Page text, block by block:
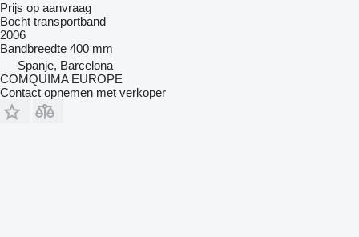
Prijs op aanvraag
Bocht transportband
2006
Bandbreedte 400 mm
Spanje, Barcelona
COMQUIMA EUROPE
Contact opnemen met verkoper